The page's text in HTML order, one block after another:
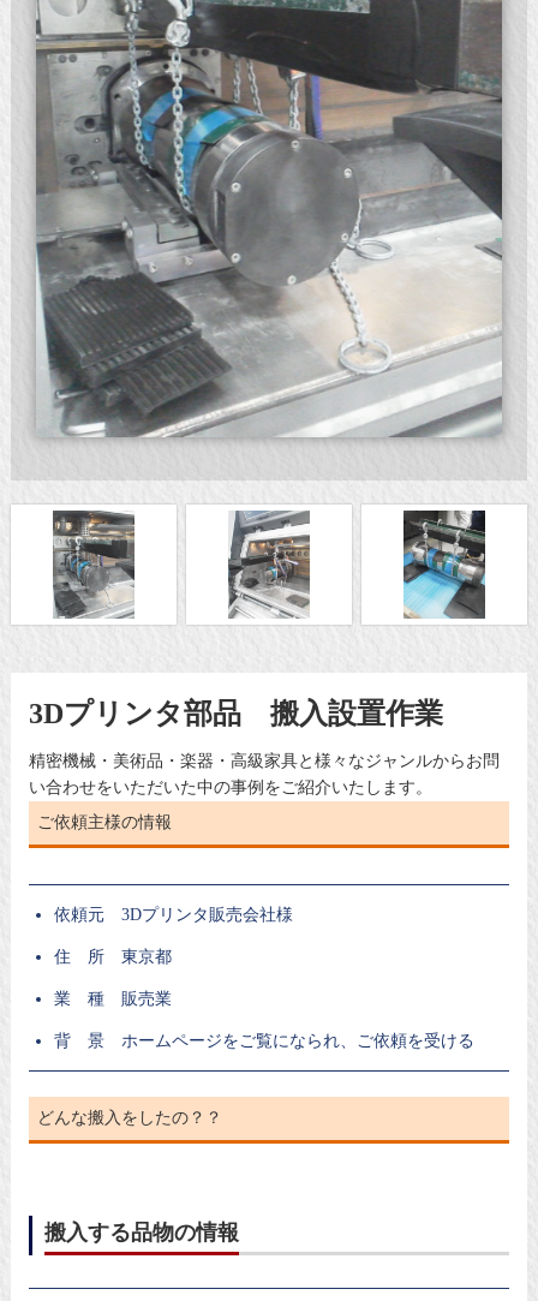
3Dプリンタ部品 搬入設置作業
精密機械・美術品・楽器・高級家具と様々なジャンルからお問
い合わせをいただいた中の事例をご紹介いたします。
ご依頼主様の情報
依頼元 3Dプリンタ販売会社様
住 所 東京都
業 種 販売業
背 景 ホームページをご覧になられ、ご依頼を受ける
どんな搬入をしたの？？
搬入する品物の情報